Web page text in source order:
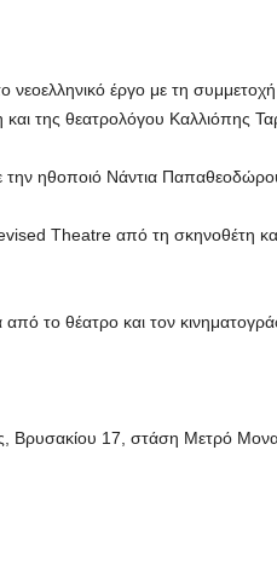
νεοελληνικό έργο με τη
της θεατρολόγου Καλλιόπης
την ηθοποιό Νάντια
Theatre από τη σκηνοθέτη
το θέατρο και τον
Βρυσακίου 17, στάση Μετρό